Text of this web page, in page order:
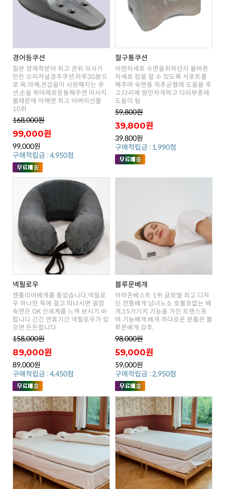
경어등쿠션
10위
168,000원
99,000원
99,000원
구매적립금 : 4,950점
절구통쿠션
도움이 됨
59,800원
39,800원
39,800원
구매적립금 : 1,990점
넥필로우
으면 든든합니다
158,000원
89,000원
89,000원
구매적립금 : 4,450점
블루문베개
루문베개 강추,
98,000원
59,000원
59,000원
구매적립금 : 2,950점